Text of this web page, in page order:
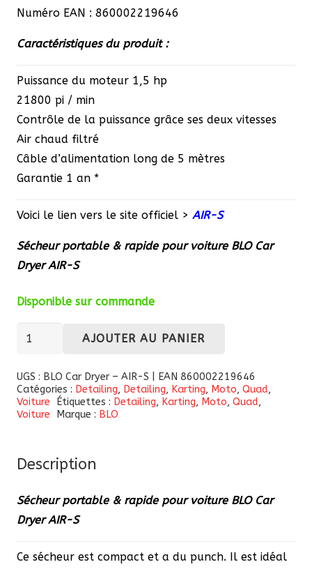
Numéro EAN : 860002219646
Caractéristiques du produit :
Puissance du moteur 1,5 hp
21800 pi / min
Contrôle de la puissance grâce ses deux vitesses
Air chaud filtré
Câble d’alimentation long de 5 mètres
Garantie 1 an *
Voici le lien vers le site officiel > AIR-S
Sécheur portable & rapide pour voiture BLO Car
Dryer AIR-S
Disponible sur commande
quantité
Sécheur
portable
&
voiture
Car
Dryer
AJOUTER AU PANIER
UGS : BLO Car Dryer – AIR-S | EAN 860002219646
Catégories : Detailing, Detailing, Karting, Moto, Quad,
Voiture
Étiquettes : Detailing, Karting, Moto, Quad,
Voiture
Marque : BLO
Description
Sécheur portable & rapide pour voiture BLO Car
Dryer AIR-S
Ce sécheur est compact et a du punch. Il est idéal